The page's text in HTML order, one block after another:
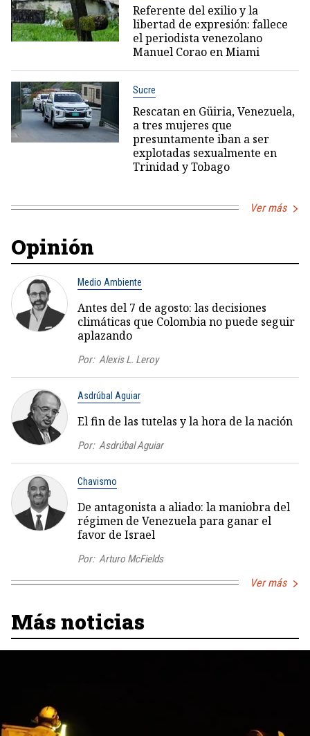
Referente del exilio y la
libertad de expresión: fallece
el periodista venezolano
Manuel Corao en Miami
Sucre
Rescatan en Güiria, Venezuela,
a tres mujeres que
presuntamente iban a ser
explotadas sexualmente en
Trinidad y Tobago
Ver más
Opinión
Medio Ambiente
Antes del 7 de agosto: las decisiones
climáticas que Colombia no puede seguir
aplazando
Por: Alexis L. Leroy
Asdrúbal Aguiar
El fin de las tutelas y la hora de la nación
Por: Asdrúbal Aguiar
Chavismo
De antagonista a aliado: la maniobra del
régimen de Venezuela para ganar el
favor de Israel
Por: Arturo McFields
Ver más
Más noticias